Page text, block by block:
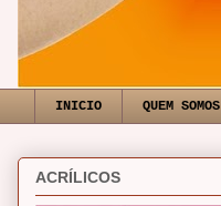
INICIO QUEM SOMOS
ACRÍLICOS